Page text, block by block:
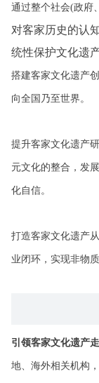
通过整个社会(政府
对客家历史的认
统性保护文化遗
搭建客家文化遗产
向全国乃至世界。
提升客家文化遗产
元文化的整合，发
化自信。
打造客家文化遗产
业闭环，实现非物
引领客家文化遗产
地、海外相关机构